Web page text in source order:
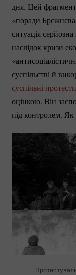
дня. Цей фрагмент
«поради
ситуація
наслідок кризи
суспільстві й
суспільні протести
оцінкою. Він
під контролем. Як